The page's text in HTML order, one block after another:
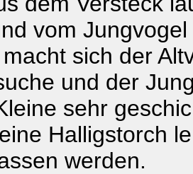
vom
sich der
und der
sehr
Halligstorch
werden.